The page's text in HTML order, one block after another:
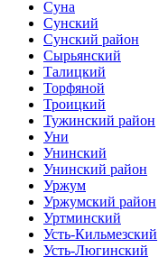
Суна
Сунский
Сунский район
Сырьянский
Талицкий
Торфяной
Троицкий
Тужинский район
Уни
Унинский
Унинский район
Уржум
Уржумский район
Уртминский
Усть-Кильмезский
Усть-Люгинский